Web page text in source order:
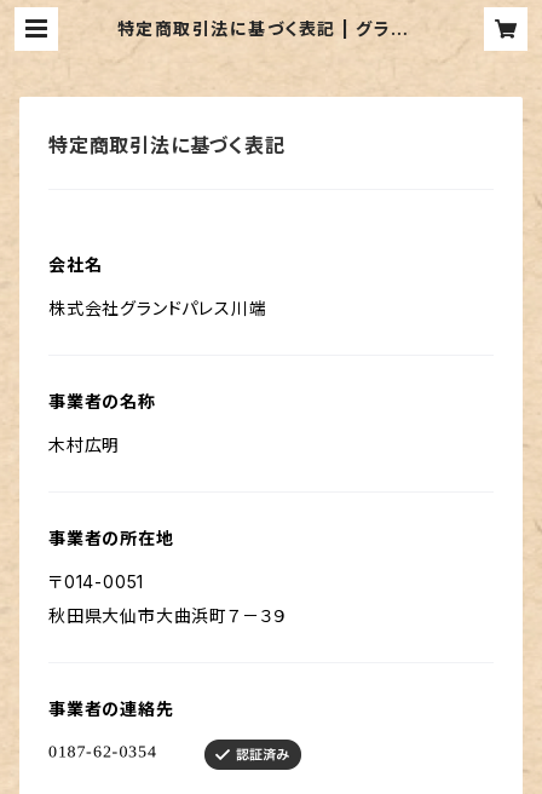
特定商取引法に基づく表記 | グランド
特定商取引法に基づく表記
会社名
株式会社グランドパレス川端
事業者の名称
木村広明
事業者の所在地
〒014-0051
秋田県大仙市大曲浜町７－３９
事業者の連絡先